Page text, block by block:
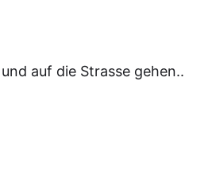
auf die Strasse gehen..